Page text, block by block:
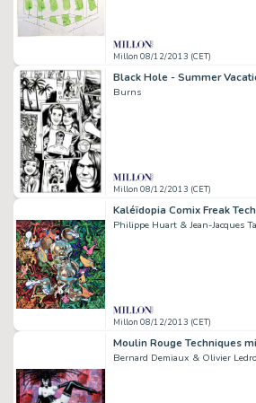
Millon 08/12/2013 (CET)
Burns
Millon 08/12/2013 (CET)
Kaléïdopia Comix Freak
Philippe Huart & Jean-Jacques
Millon 08/12/2013 (CET)
Moulin Rouge Techniques
Bernard Demiaux & Olivier